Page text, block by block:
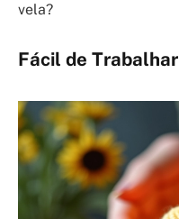
vela?
Fácil de Trabalhar